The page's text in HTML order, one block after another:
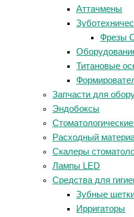
Аттачмены
Фрезы
Титановые
Запчасти для
Эндобоксы
Расходный
Скалеры
Лампы LED
Средства для
Зубные
Ирригаторы